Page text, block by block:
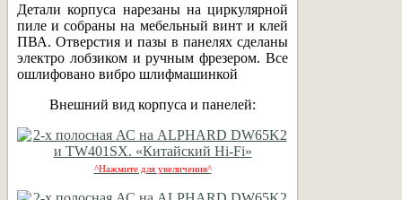
Детали корпуса нарезаны на циркулярной
пиле и собраны на мебельный винт и клей
ПВА. Отверстия и пазы в панелях сделаны
электро лобзиком и ручным фрезером. Все
ошлифовано вибро шлифмашинкой
Внешний вид корпуса и панелей:
^Нажмите для увеличения^